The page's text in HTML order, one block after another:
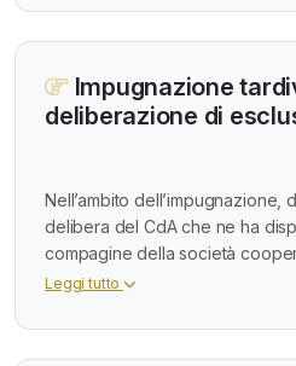
Impugnazione
deliberazione di
Nell’ambito dell’impugnazione,
delibera del CdA che ne ha
compagine della società
Leggi tutto